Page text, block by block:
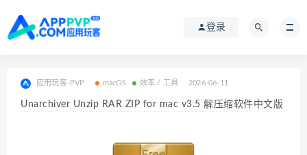
登录
应用玩客-PVP macOS 效率 / 工具 2026-06-11
Unarchiver Unzip RAR ZIP for mac v3.5 解压缩软件中文版